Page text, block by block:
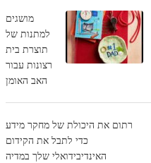
מושגים
למתנות של
תוצרת בית
רצונות עבור
האב האומן
רתום את היכולת של מחקר מידע
כדי לתבל את הקידום
האינדיבידואלי שלך במדיה